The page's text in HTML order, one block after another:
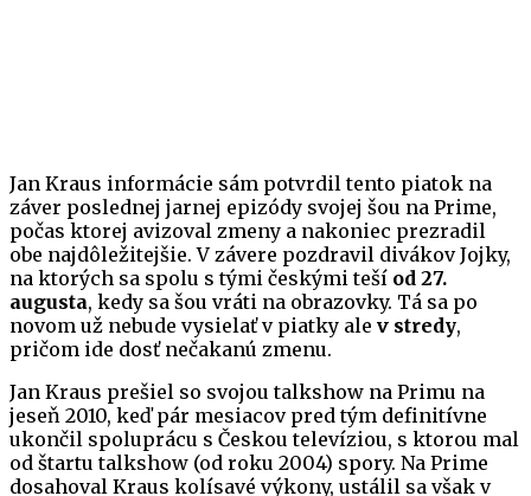
Jan Kraus informácie sám potvrdil tento piatok na
záver poslednej jarnej epizódy svojej šou na Prime,
počas ktorej avizoval zmeny a nakoniec prezradil
obe najdôležitejšie. V závere pozdravil divákov Jojky,
na ktorých sa spolu s tými českými teší od 27.
augusta, kedy sa šou vráti na obrazovky. Tá sa po
novom už nebude vysielať v piatky ale v stredy,
pričom ide dosť nečakanú zmenu.
Jan Kraus prešiel so svojou talkshow na Primu na
jeseň 2010, keď pár mesiacov pred tým definitívne
ukončil spoluprácu s Českou televíziou, s ktorou mal
od štartu talkshow (od roku 2004) spory. Na Prime
dosahoval Kraus kolísavé výkony, ustálil sa však v